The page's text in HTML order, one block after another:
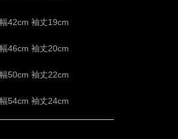
42cm 袖丈19cm
46cm 袖丈20cm
50cm 袖丈22cm
54cm 袖丈24cm